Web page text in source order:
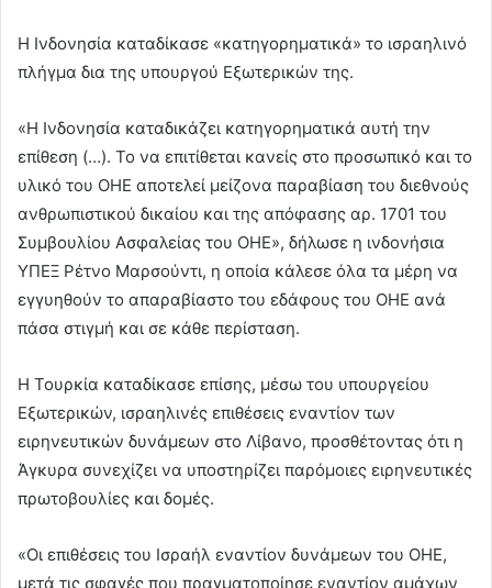
Η Ινδονησία καταδίκασε «κατηγορηματικά» το ισραηλινό
πλήγμα δια της υπουργού Εξωτερικών της.
«Η Ινδονησία καταδικάζει κατηγορηματικά αυτή την
επίθεση (…). Το να επιτίθεται κανείς στο προσωπικό και το
υλικό του ΟΗΕ αποτελεί μείζονα παραβίαση του διεθνούς
ανθρωπιστικού δικαίου και της απόφασης αρ. 1701 του
Συμβουλίου Ασφαλείας του ΟΗΕ», δήλωσε η ινδονήσια
ΥΠΕΞ Ρέτνο Μαρσούντι, η οποία κάλεσε όλα τα μέρη να
εγγυηθούν το απαραβίαστο του εδάφους του ΟΗΕ ανά
πάσα στιγμή και σε κάθε περίσταση.
Η Τουρκία καταδίκασε επίσης, μέσω του υπουργείου
Εξωτερικών, ισραηλινές επιθέσεις εναντίον των
ειρηνευτικών δυνάμεων στο Λίβανο, προσθέτοντας ότι η
Άγκυρα συνεχίζει να υποστηρίζει παρόμοιες ειρηνευτικές
πρωτοβουλίες και δομές.
«Οι επιθέσεις του Ισραήλ εναντίον δυνάμεων του ΟΗΕ,
μετά τις σφαγές που πραγματοποίησε εναντίον αμάχων